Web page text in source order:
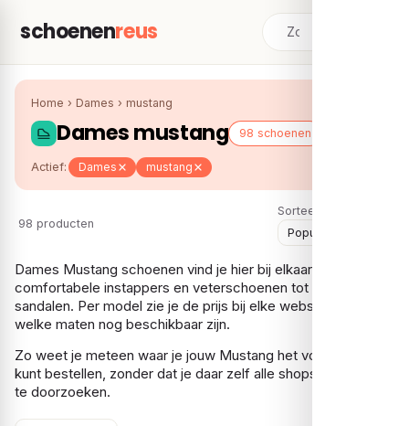
schoenenreus
Home › Dames › mustang
Dames mustang 98 schoenen
Actief: Dames mustang
98 producten
Sorteer:
Dames Mustang schoenen vind je hier bij elkaar: van
comfortabele instappers en veterschoenen tot laarsjes en
sandalen. Per model zie je de prijs bij elke webshop en
welke maten nog beschikbaar zijn.
Zo weet je meteen waar je jouw Mustang het voordeligst
kunt bestellen, zonder dat je daar zelf alle shops voor hoeft
te doorzoeken.